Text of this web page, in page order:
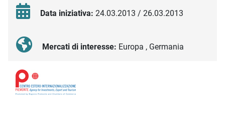
Data iniziativa: 24.03.2013 / 26.03.2013
Mercati di interesse: Europa , Germania